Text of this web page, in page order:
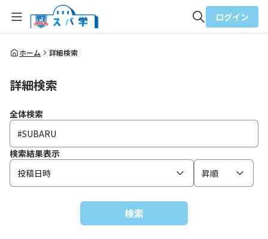
全体検索
ログイン
ホーム 詳細検索
詳細検索
全体検索
検索結果表示
投稿日時
昇順
検索